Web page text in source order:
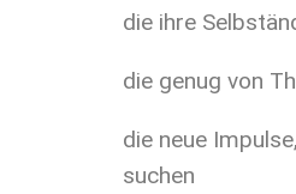
die ihre
die genug von
die neue
suchen